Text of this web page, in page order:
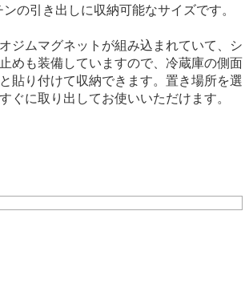
の引き出しに収納可能なサイズです。
ジムマグネットが組み込まれていて、シ
めも装備していますので、冷蔵庫の側面
貼り付けて収納できます。置き場所を選
ぐに取り出してお使いいただけます。